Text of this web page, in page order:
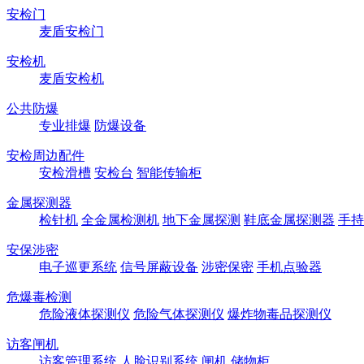
安检门
麦盾安检门
安检机
麦盾安检机
公共防爆
专业排爆 防爆设备
安检周边配件
安检滑槽 安检台 智能传输柜
金属探测器
检针机 全金属检测机 地下金属探测 鞋底金属探测器 手
安保涉密
电子巡更系统 信号屏蔽设备 涉密保密 手机点验器
危爆毒检测
危险液体探测仪 危险气体探测仪 爆炸物毒品探测仪
访客闸机